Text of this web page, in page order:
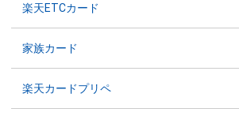
楽天ETCカード
家族カード
楽天カードプリペ